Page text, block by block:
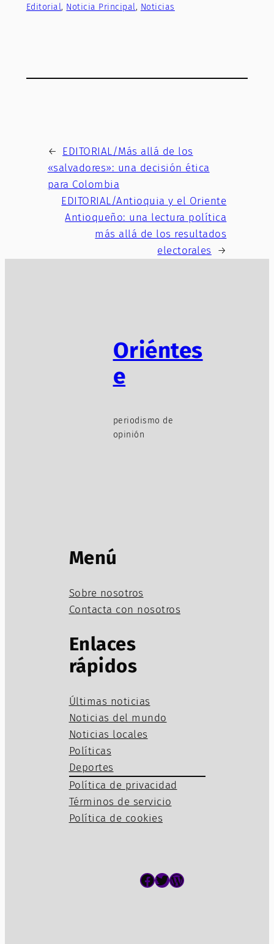
Editorial, Noticia Principal, Noticias
← EDITORIAL/Más allá de los
«salvadores»: una decisión ética
para Colombia
EDITORIAL/Antioquia y el Oriente
Antioqueño: una lectura política
más allá de los resultados
electorales
→
Oriéntes
e
periodismo de
opinión
Menú
Sobre nosotros
Contacta con nosotros
Enlaces
rápidos
Últimas noticias
Noticias del mundo
Noticias locales
Políticas
Deportes
Política de privacidad
Términos de servicio
Política de cookies
Facebook Twitter WordPress